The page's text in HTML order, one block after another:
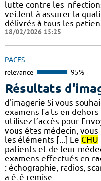
lutte contre les
veillent à assurer la
délivrés à tous les
18/02/2026 15:25
PAGES
relevance: 95%
Résultats
d'imagerie Si vous
examens faits en dehors
utilisez l’accès pour
vous êtes médecin,
les éléments [...] Le CHU
patients et de leur
examens effectués en
: échographie, radios,
a été remise